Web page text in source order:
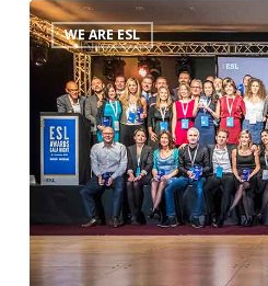
Introductie
van
de
Awards
WE ARE ESL